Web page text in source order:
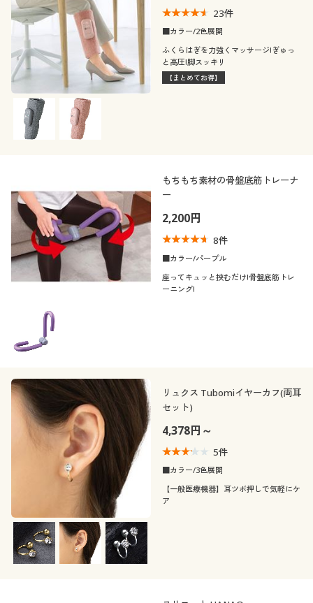
ウール
ウォッシャブル(洗
える)
撥水
シーン
スポーツ
テイスト
カジュアル
着用感
年代
40代
60代
秋
冬
絞込
閉じる
23件
■カラー/2色展開
ふくらはぎを力強くマッサージ!ぎゅっ
と高圧!脚スッキリ
【まとめてお得】
もちもち素材の骨盤底筋トレーナ
ー
2,200円
8件
■カラー/パープル
座ってキュッと挟むだけ!骨盤底筋トレ
ーニング!
リュクス Tubomiイヤーカフ(両耳
セット)
4,378円～
5件
■カラー/3色展開
【一般医療機器】耳ツボ押しで気軽にケ
ア